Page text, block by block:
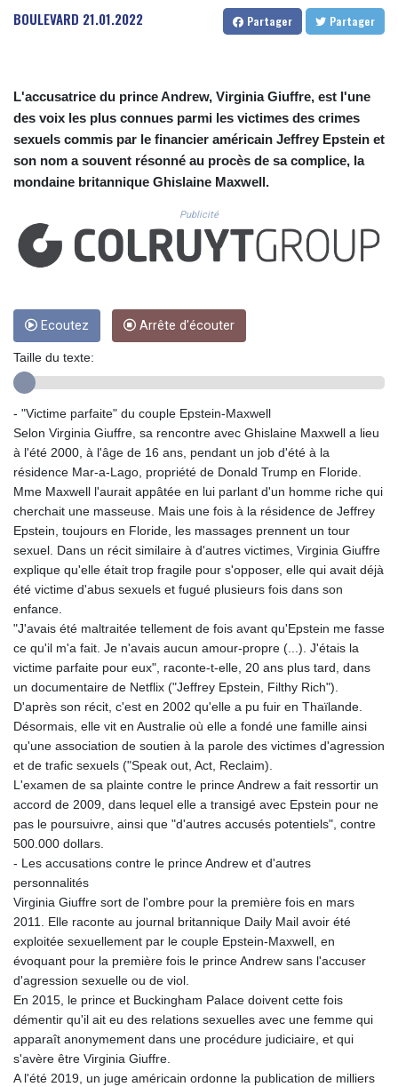
CUP 30.637594
DKK 7.477932
DOP 67.289164
DZD 152.967099
EGP 57.293288
ERN 17.342035
FJD 2.553384
FKP 0.8566
GBP 0.856968
GHS 13.526832
GNF 10123.874202
GTQ 8.794891
GYD 241.157003
HKD 9.067746
HNL 30.895616
HRK 7.536622
HTG 150.718127
HUF 363.096405
IDR 20580.370421
ILS 3.468234
IMP 0.8566
INR 110.076256
IRR
1590322.371805
ISK 142.598215
JEP 0.8566
JMD 183.057725
JOD 0.819746
JPY 182.445186
KES 149.158147
KGS 101.104505
KHR 4681.941823
KMF 492.514185
KWD 0.356853
KZT 540.233287
LAK 26025.676609
LBP
103223.017367
LRD 208.057415
LSL 18.726567
LTL 3.413768
LYD 7.331909
BOULEVARD 21.01.2022 Partager Partager
L'accusatrice du prince Andrew, Virginia Giuffre, est l'une
des voix les plus connues parmi les victimes des crimes
sexuels commis par le financier américain Jeffrey Epstein et
son nom a souvent résonné au procès de sa complice, la
mondaine britannique Ghislaine Maxwell.
Publicité
Ecoutez Arrête d'écouter
Taille du texte:
- "Victime parfaite" du couple Epstein-Maxwell
Selon Virginia Giuffre, sa rencontre avec Ghislaine Maxwell a lieu
à l'été 2000, à l'âge de 16 ans, pendant un job d'été à la
résidence Mar-a-Lago, propriété de Donald Trump en Floride.
Mme Maxwell l'aurait appâtée en lui parlant d'un homme riche qui
cherchait une masseuse. Mais une fois à la résidence de Jeffrey
Epstein, toujours en Floride, les massages prennent un tour
sexuel. Dans un récit similaire à d'autres victimes, Virginia Giuffre
explique qu'elle était trop fragile pour s'opposer, elle qui avait déjà
été victime d'abus sexuels et fugué plusieurs fois dans son
enfance.
"J'avais été maltraitée tellement de fois avant qu'Epstein me fasse
ce qu'il m'a fait. Je n'avais aucun amour-propre (...). J'étais la
victime parfaite pour eux", raconte-t-elle, 20 ans plus tard, dans
un documentaire de Netflix ("Jeffrey Epstein, Filthy Rich").
D'après son récit, c'est en 2002 qu'elle a pu fuir en Thaïlande.
Désormais, elle vit en Australie où elle a fondé une famille ainsi
qu'une association de soutien à la parole des victimes d'agression
et de trafic sexuels ("Speak out, Act, Reclaim).
L'examen de sa plainte contre le prince Andrew a fait ressortir un
accord de 2009, dans lequel elle a transigé avec Epstein pour ne
pas le poursuivre, ainsi que "d'autres accusés potentiels", contre
500.000 dollars.
- Les accusations contre le prince Andrew et d'autres
personnalités
Virginia Giuffre sort de l'ombre pour la première fois en mars
2011. Elle raconte au journal britannique Daily Mail avoir été
exploitée sexuellement par le couple Epstein-Maxwell, en
évoquant pour la première fois le prince Andrew sans l'accuser
d'agression sexuelle ou de viol.
En 2015, le prince et Buckingham Palace doivent cette fois
démentir qu'il ait eu des relations sexuelles avec une femme qui
apparaît anonymement dans une procédure judiciaire, et qui
s'avère être Virginia Giuffre.
A l'été 2019, un juge américain ordonne la publication de milliers